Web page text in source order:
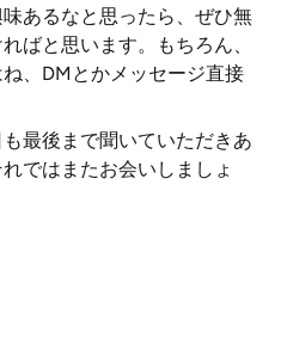
あるなと思ったら、ぜひ無
ばと思います。もちろん、
、DMとかメッセージ直接
最後まで聞いていただきあ
ではまたお会いしましょ